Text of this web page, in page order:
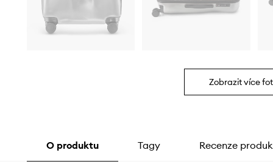
Zobrazit více
O produktu Tagy Recenze